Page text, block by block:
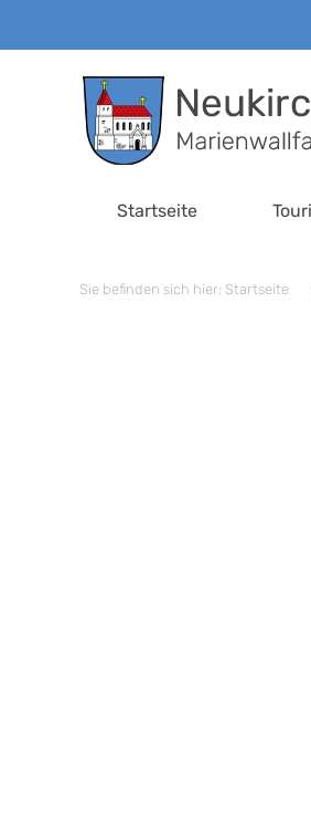
Zum Hauptinhalt springen
Startseite
Sie befinden sich hier: Startseite